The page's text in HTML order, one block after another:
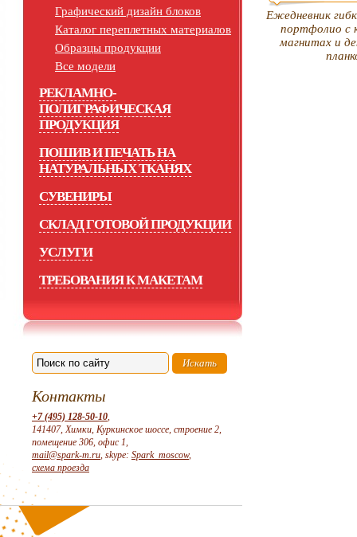
Графический дизайн блоков
Каталог переплетных материалов
Образцы продукции
Все модели
РЕКЛАМНО-
ПОЛИГРАФИЧЕСКАЯ
ПРОДУКЦИЯ
ПОШИВ И ПЕЧАТЬ НА
НАТУРАЛЬНЫХ ТКАНЯХ
СУВЕНИРЫ
СКЛАД ГОТОВОЙ ПРОДУКЦИИ
УСЛУГИ
ТРЕБОВАНИЯ К МАКЕТАМ
Контакты
+7 (495) 128-50-10,
141407, Химки, Куркинское шоссе, строение 2,
помещение 306, офис 1,
mail@spark-m.ru, skype: Spark_moscow,
схема проезда
Ежедневник
портфолио с
магнитах и